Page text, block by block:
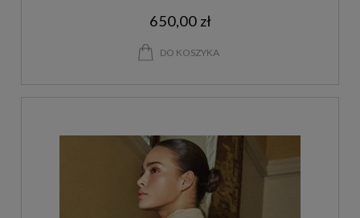
650,00 zł
DO KOSZYKA